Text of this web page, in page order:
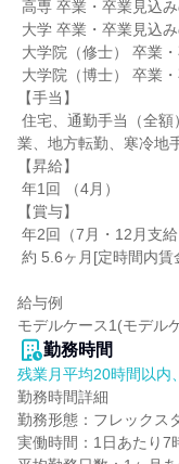
【手当】
業、地方転勤、寒冷地
【昇給】
【賞与】
給与例
モデルケース1(モデル
勤務時間
残業月平均20時間以内
勤務時間詳細
勤務形態：フレックス
実働時間：1日あたり7